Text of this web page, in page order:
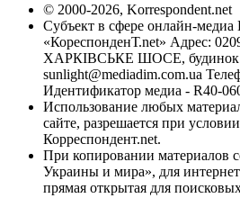
© 2000-2026, Korrespondent.net
Субъект в сфере онлайн-
«КореспонденТ.net» Адрес:
ХАРКІВСЬКЕ ШОСЕ, будинок
sunlight@mediadim.com.ua
Идентификатор медиа - R40-
Использование любых
сайте, разрешается при
Корреспондент.net.
При копировании материалов
Украины и мира», для
прямая открытая для